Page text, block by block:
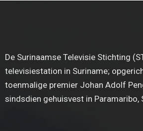
De Surinaamse Televisie Stichting
televisiestation in Suriname;
toenmalige premier Johan Adolf
sindsdien gehuisvest in Paramaribo,